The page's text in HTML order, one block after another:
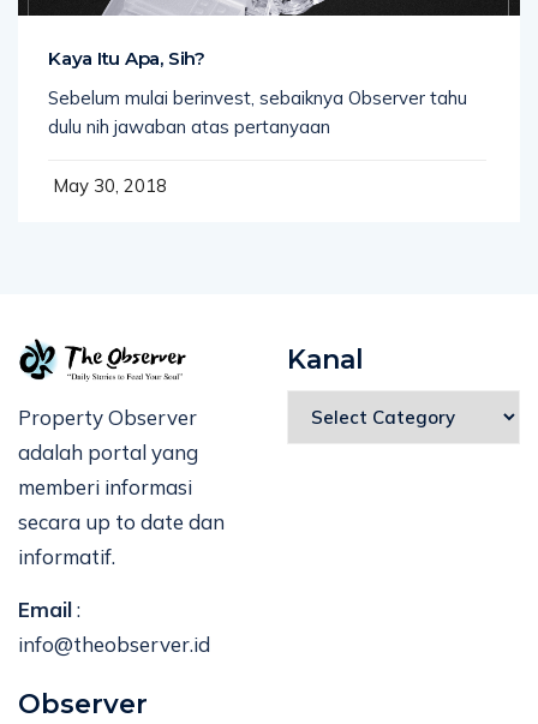
Kaya Itu Apa, Sih?
Sebelum mulai berinvest, sebaiknya Observer tahu
dulu nih jawaban atas pertanyaan
May 30, 2018
Property Observer
adalah portal yang
memberi informasi
secara up to date dan
informatif.
Email:
info@theobserver.id
Kanal
Observer